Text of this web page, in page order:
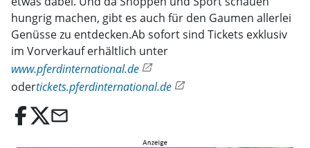
hungrig machen, gibt es auch für den Gaumen allerlei
Genüsse zu entdecken.Ab sofort sind Tickets exklusiv
im Vorverkauf erhältlich unter
www.pferdinternational.de
odertickets.pferdinternational.de
email